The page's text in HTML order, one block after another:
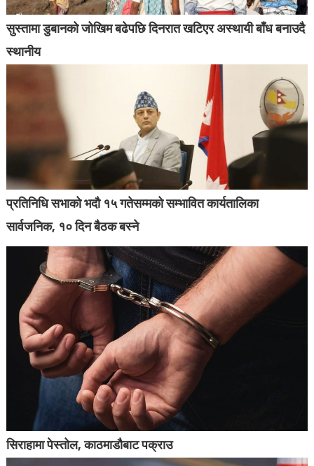
सुस्तामा डुबानको जोखिम बढेपछि दिनरात खटिएर अस्थायी बाँध बनाउदै
स्थानीय
प्रतिनिधि सभाको भदौ १५ गतेसम्मको सम्भावित कार्यतालिका
सार्वजनिक, १० दिन बैठक बस्ने
सिराहामा पेस्तोल, काठमाडौबाट पक्राउ